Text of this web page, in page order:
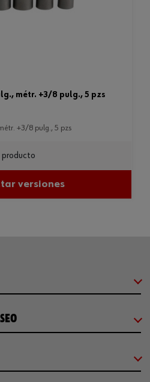
métr. +3/8 pulg., 5 pzs
+3/8 pulg., 5 pzs
producto
versiones